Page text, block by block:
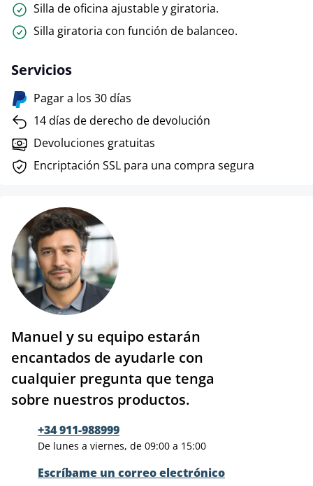
Silla de oficina ajustable y giratoria.
Silla giratoria con función de balanceo.
Servicios
Pagar a los 30 días
14 días de derecho de devolución
Devoluciones gratuitas
Encriptación SSL para una compra segura
Manuel y su equipo estarán
encantados de ayudarle con
cualquier pregunta que tenga
sobre nuestros productos.
+34 911-988999
De lunes a viernes, de 09:00 a 15:00
Escríbame un correo electrónico